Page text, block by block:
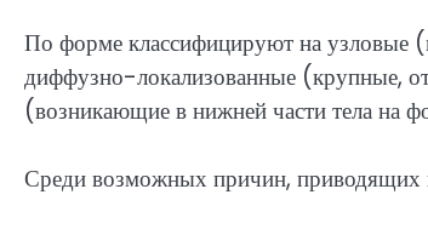
По форме классифицируют на узловые
диффузно-локализованные (крупные,
(возникающие в нижней части тела на
Среди возможных причин, приводящих